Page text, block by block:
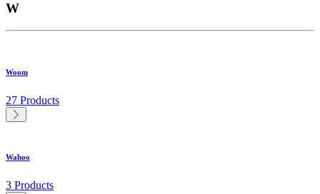
W
Woom
27 Products
Wahoo
3 Products